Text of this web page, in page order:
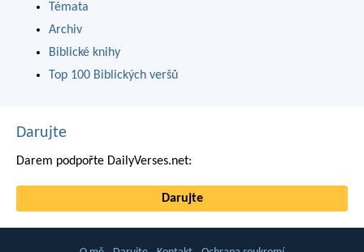
Témata
Archiv
Biblické knihy
Top 100 Biblických veršů
Darujte
Darem podpořte DailyVerses.net:
Darujte